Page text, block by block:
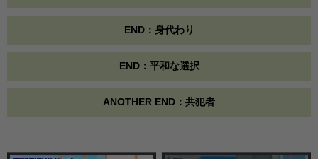
END：身代わり
END：平和な選択
ANOTHER END：共犯者